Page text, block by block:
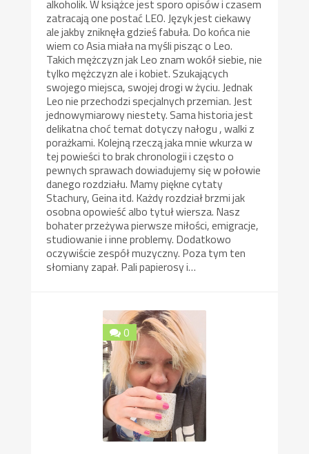
alkoholik. W książce jest sporo opisów i czasem
zatracają one postać LEO. Język jest ciekawy
ale jakby zniknęła gdzieś fabuła. Do końca nie
wiem co Asia miała na myśli pisząc o Leo.
Takich mężczyzn jak Leo znam wokół siebie, nie
tylko mężczyzn ale i kobiet. Szukających
swojego miejsca, swojej drogi w życiu. Jednak
Leo nie przechodzi specjalnych przemian. Jest
jednowymiarowy niestety. Sama historia jest
delikatna choć temat dotyczy nałogu , walki z
porażkami. Kolejną rzeczą jaka mnie wkurza w
tej powieści to brak chronologii i często o
pewnych sprawach dowiadujemy się w połowie
danego rozdziału. Mamy piękne cytaty
Stachury, Geina itd. Każdy rozdział brzmi jak
osobna opowieść albo tytuł wiersza. Nasz
bohater przeżywa pierwsze miłości, emigracje,
studiowanie i inne problemy. Dodatkowo
oczywiście zespół muzyczny. Poza tym ten
słomiany zapał. Pali papierosy i…
0